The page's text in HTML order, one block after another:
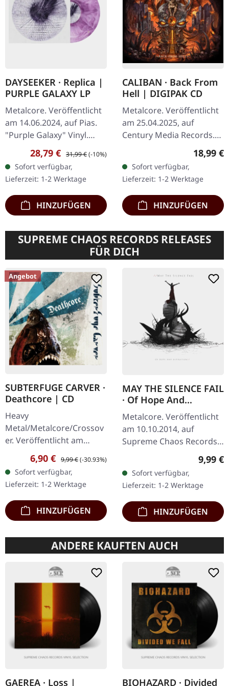
DAYSEEKER · Replica |
PURPLE GALAXY LP
Metalcore. Veröffentlicht
am 14.06.2024, auf Pias.
"Purple Galaxy" Vinyl.
Dayseeker liefern mit
"Replica" ein emotional
aufgeladenes
Meisterwerk ab…
Verkaufspreis:
28,79 € Regulärer Preis:
31,99 €(-10%)
Sofort verfügbar,
Lieferzeit: 1-2 Werktage
HINZUFÜGEN
CALIBAN · Back From
Hell | DIGIPAK CD
Metalcore. Veröffentlicht
am 25.04.2025, auf
Century Media Records.
Limitiertes DigiPak mit
Lufterfrischer, 16-seitiges
Booklet. "Back From Hell"
ist…
18,99 €
Sofort verfügbar,
Lieferzeit: 1-2 Werktage
HINZUFÜGEN
SUPREME CHAOS RECORDS RELEASES
FÜR DICH
Angebot
SUBTERFUGE CARVER ·
Deathcore | CD
Heavy
Metal/Metalcore/Crossov
er. Veröffentlicht am
08.02.2008, auf Supreme
Chaos Records. CD im
Jewelcase mit 12-seitigem
Booklet. Subterfuge
Carver…
Verkaufspreis:
6,90 € Regulärer Preis:
9,99 €(-30.93%)
Sofort verfügbar,
Lieferzeit: 1-2 Werktage
HINZUFÜGEN
MAY THE SILENCE FAIL
· Of Hope And
Aspiration | DIGIPAK
CD
Metalcore. Veröffentlicht
am 10.10.2014, auf
Supreme Chaos Records.
CD im DigiPak. May The
Silence Fail liefern mit „Of
Hope And Aspiration"
etwas…
9,99 €
Sofort verfügbar,
Lieferzeit: 1-2 Werktage
HINZUFÜGEN
ANDERE KAUFTEN AUCH
GAEREA · Loss |
BIOHAZARD · Divided